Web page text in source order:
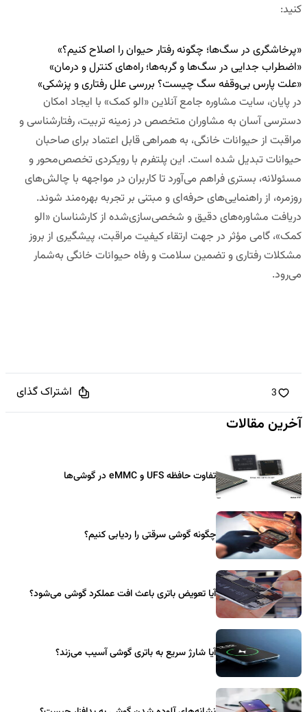
کنید:
«پرخاشگری در سگ‌ها؛ چگونه رفتار حیوان را اصلاح کنیم؟»
«اضطراب جدایی در سگ‌ها و گربه‌ها؛ راه‌های کنترل و درمان»
«علت پارس بی‌وقفه سگ چیست؟ بررسی علل رفتاری و پزشکی»
در پایان، سایت مشاوره جامع آنلاین «الو کمک» با ایجاد امکان
دسترسی آسان به مشاوران متخصص در زمینه تربیت، رفتارشناسی و
مراقبت از حیوانات خانگی، به همراهی قابل اعتماد برای صاحبان
حیوانات تبدیل شده است. این پلتفرم با رویکردی تخصص‌محور و
مسئولانه، بستری فراهم می‌آورد تا کاربران در مواجهه با چالش‌های
روزمره، از راهنمایی‌های حرفه‌ای و مبتنی بر تجربه بهره‌مند شوند.
دریافت مشاوره‌های دقیق و شخصی‌سازی‌شده از کارشناسان «الو
کمک»، گامی مؤثر در جهت ارتقاء کیفیت مراقبت، پیشگیری از بروز
مشکلات رفتاری و تضمین سلامت و رفاه حیوانات خانگی به‌شمار
می‌رود.
3 اشتراک گذای
آخرین مقالات
تفاوت حافظه UFS و eMMC در گوشی‌ها
چگونه گوشی سرقتی را ردیابی کنیم؟
آیا تعویض باتری باعث افت عملکرد گوشی می‌شود؟
آیا شارژ سریع به باتری گوشی آسیب می‌زند؟